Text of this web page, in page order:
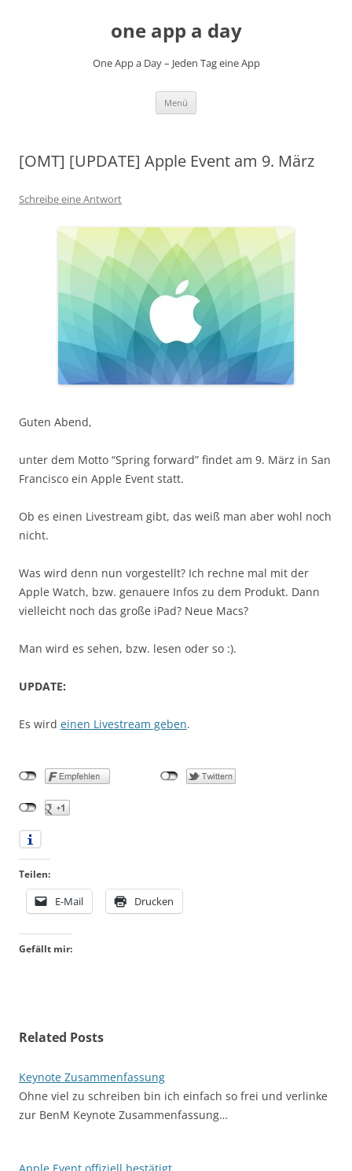
one app a day
One App a Day – Jeden Tag eine App
Menü
[OMT] [UPDATE] Apple Event am 9. März
Schreibe eine Antwort
Guten Abend,
unter dem Motto “Spring forward” findet am 9. März in San
Francisco ein Apple Event statt.
Ob es einen Livestream gibt, das weiß man aber wohl noch
nicht.
Was wird denn nun vorgestellt? Ich rechne mal mit der
Apple Watch, bzw. genauere Infos zu dem Produkt. Dann
vielleicht noch das große iPad? Neue Macs?
Man wird es sehen, bzw. lesen oder so :).
UPDATE:
Es wird einen Livestream geben.
Teilen:
E-Mail Drucken
Gefällt mir:
Related Posts
Keynote Zusammenfassung
Ohne viel zu schreiben bin ich einfach so frei und verlinke
zur BenM Keynote Zusammenfassung…